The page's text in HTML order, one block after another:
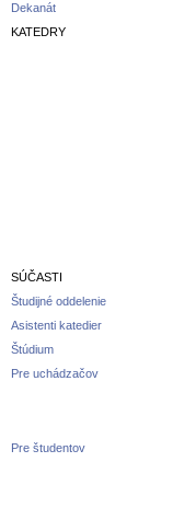
Dekanát
KATEDRY
SÚČASTI
Študijné oddelenie
Asistenti katedier
Štúdium
Pre uchádzačov
Pre študentov